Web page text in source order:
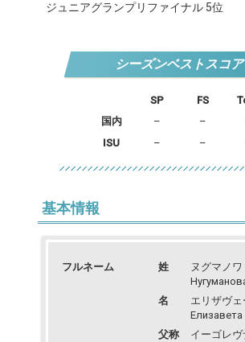
ジュニアグランプリファイナル 5位
シーズンベストスコア
SP FS
国内
– –
ISU
– –
基本情報
フルネーム 姓
ヌグマノワ
名
エリザヴェ
Елизавета
父称
イーゴレヴ